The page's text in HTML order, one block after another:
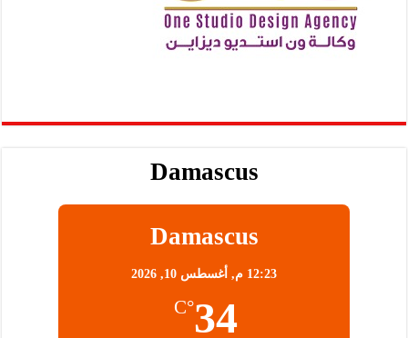
Damascus
Damascus
12:23 م, أغسطس 10, 2026
34
°C